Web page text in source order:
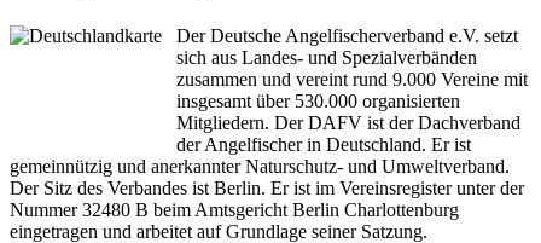
Der Deutsche Angelfischerverband e.V. setzt
sich aus Landes- und Spezialverbänden
zusammen und vereint rund 9.000 Vereine mit
insgesamt über 530.000 organisierten
Mitgliedern. Der DAFV ist der Dachverband
der Angelfischer in Deutschland. Er ist
gemeinnützig und anerkannter Naturschutz- und Umweltverband.
Der Sitz des Verbandes ist Berlin. Er ist im Vereinsregister unter der
Nummer 32480 B beim Amtsgericht Berlin Charlottenburg
eingetragen und arbeitet auf Grundlage seiner Satzung.